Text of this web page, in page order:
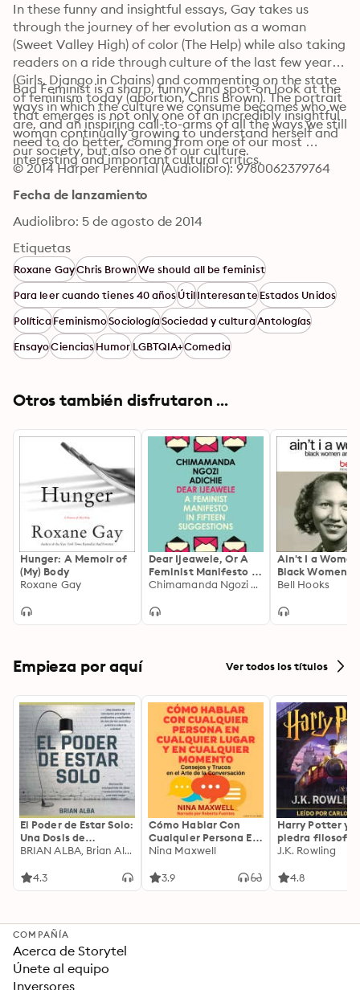
In these funny and insightful essays, Gay takes us
through the journey of her evolution as a woman
(Sweet Valley High) of color (The Help) while also taking
readers on a ride through culture of the last few years
(Girls, Django in Chains) and commenting on the state
of feminism today (abortion, Chris Brown). The portrait
that emerges is not only one of an incredibly insightful
woman continually growing to understand herself and
our society, but also one of our culture.
Bad Feminist is a sharp, funny, and spot-on look at the
ways in which the culture we consume becomes who we
are, and an inspiring call-to-arms of all the ways we still
need to do better, coming from one of our most
interesting and important cultural critics.
© 2014 Harper Perennial (Audiolibro): 9780062379764
Fecha de lanzamiento
Audiolibro: 5 de agosto de 2014
Etiquetas
Roxane GayChris BrownWe should all be feminist
Para leer cuando tienes 40 añosÚtilInteresanteEstados Unidos
PolíticaFeminismoSociologíaSociedad y culturaAntologías
EnsayoCienciasHumorLGBTQIA+Comedia
Otros también disfrutaron ...
Hunger: A Memoir of
(My) Body
Roxane Gay
Dear Ijeawele, Or A
Feminist Manifesto In
Fifteen SuggestionsChimamanda Ngozi Adichie
Ain't I a
Black Women
Feminism 2nd
Bell Hooks
Empieza por aquí Ver todos los títulos
El Poder de Estar Solo:
Una Dosis de
Motivación
Ideas Revolucionarias
BRIAN ALBA, Brian Alba
4.3
Cómo Hablar Con
Cualquier Persona En
Cualquier Lugar Y En
Nina Maxwell
3.9
Harry Potter y
piedra filosofal
J.K. Rowling
4.8
COMPAÑÍA
Acerca de Storytel
Únete al equipo
Inversores